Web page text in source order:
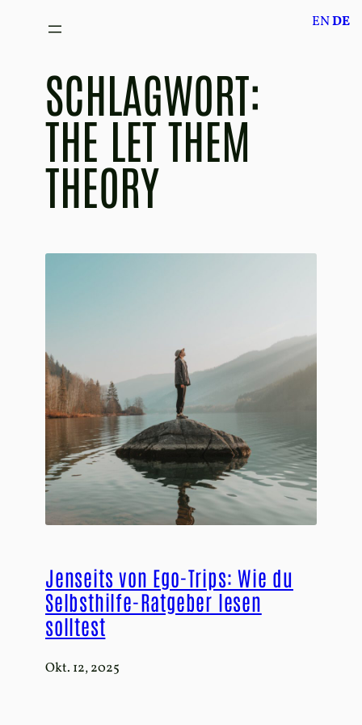
SCHLAGWORT:
THE LET THEM
THEORY
Jenseits von Ego-Trips: Wie du
Selbsthilfe-Ratgeber lesen
solltest
Okt. 12, 2025
ENDE